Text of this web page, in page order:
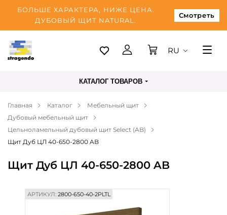
БОЛЬШЕ ХАРАКТЕРА, НИЖЕ ЦЕНА.
ДУБОВЫЙ ЩИТ NATURAL.
Смотреть
Таллинн
Оплата
О нас
Блог
Контакты
RU
КАТАЛОГ ТОВАРОВ
Главная Каталог
Мебельный щит
Дубовый мебельный щит
Цельноламельный дубовый щит Select (AB)
Щит Дуб ЦЛ 40-650-2800 AB
Щит Дуб ЦЛ 40-650-2800 AB
АРТИКУЛ:2800-650-40-2PLTL